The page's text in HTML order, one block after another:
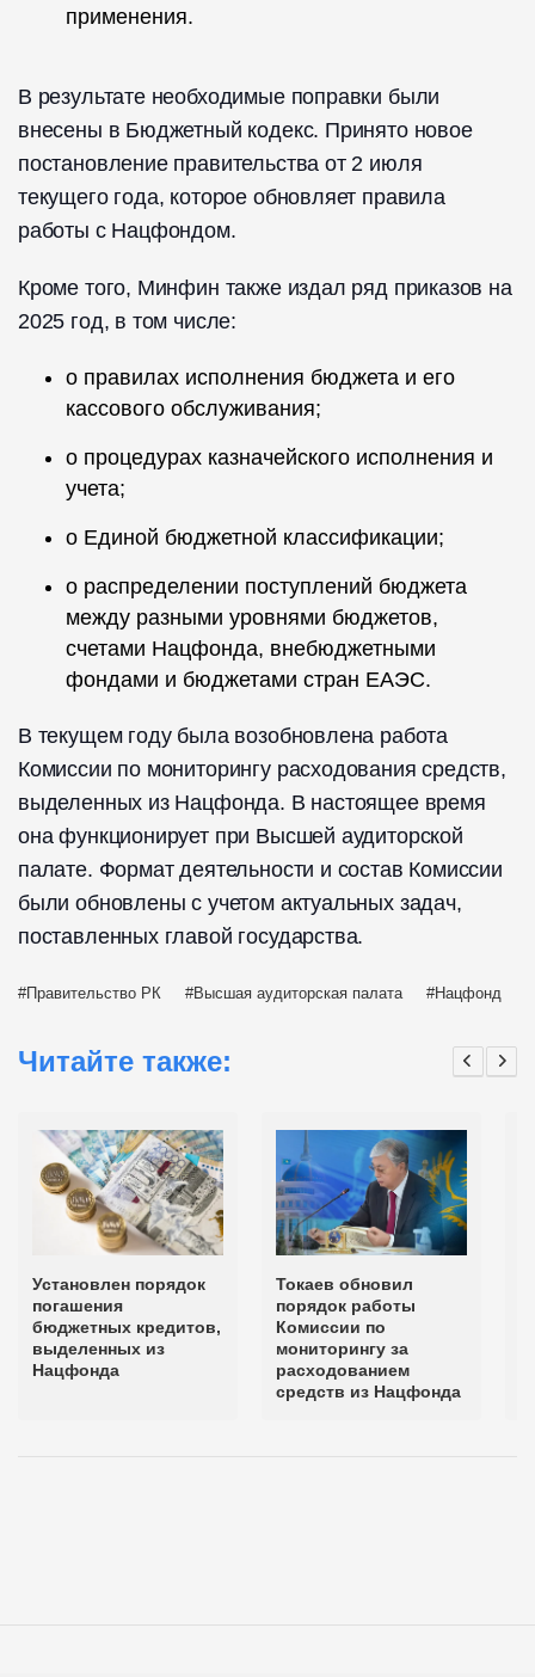
применения.
В результате необходимые поправки были
внесены в Бюджетный кодекс. Принято новое
постановление правительства от 2 июля
текущего года, которое обновляет правила
работы с Нацфондом.
Кроме того, Минфин также издал ряд приказов на
2025 год, в том числе:
о правилах исполнения бюджета и его
кассового обслуживания;
о процедурах казначейского исполнения и
учета;
о Единой бюджетной классификации;
о распределении поступлений бюджета
между разными уровнями бюджетов,
счетами Нацфонда, внебюджетными
фондами и бюджетами стран ЕАЭС.
В текущем году была возобновлена работа
Комиссии по мониторингу расходования средств,
выделенных из Нацфонда. В настоящее время
она функционирует при Высшей аудиторской
палате. Формат деятельности и состав Комиссии
были обновлены с учетом актуальных задач,
поставленных главой государства.
Правительство РК Высшая аудиторская палата Нацфонд
Читайте также:
Установлен порядок
погашения
бюджетных кредитов,
выделенных из
Нацфонда
Токаев обновил
порядок работы
Комиссии по
мониторингу за
расходованием
средств из Нацфонда